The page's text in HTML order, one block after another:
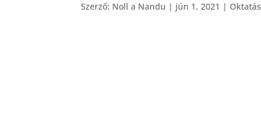
Szerző: Noll a Nandu | jún 1, 2021 | Oktatás